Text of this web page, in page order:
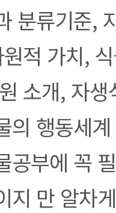
분류기준,
적 가치,
소개, 자
의 행동세
공부에 꼭
지 만 알차